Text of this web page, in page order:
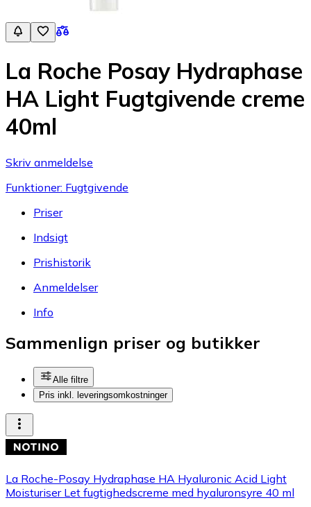
La Roche Posay Hydraphase
HA Light Fugtgivende creme
40ml
Skriv anmeldelse
Funktioner: Fugtgivende
Priser
Indsigt
Prishistorik
Anmeldelser
Info
Sammenlign priser og butikker
Alle filtre
Pris inkl. leveringsomkostninger
La Roche-Posay Hydraphase HA Hyaluronic Acid Light
Moisturiser Let fugtighedscreme med hyaluronsyre 40 ml